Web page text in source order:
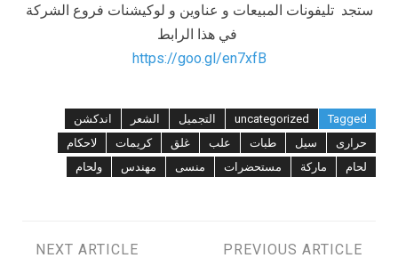
ستجد تليفونات المبيعات و عناوين و لوكيشنات فروع الشركة
في هذا الرابط
https://goo.gl/en7xfB
Tagged
uncategorized التجميل الشعر
اندكشن
حرارى
سيل طبات علب غلق كريمات
لاحكام
لحام
ماركة مستحضرات منسى مهندس ولحام
تصفّح
PREVIOUS ARTICLE
NEXT ARTICLE